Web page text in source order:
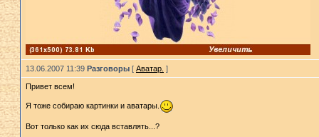
13.06.2007 11:39 Разговоры[ Аватар. ]
Привет всем!
Я тоже собираю картинки и аватары.
Вот только как их сюда вставлять...?